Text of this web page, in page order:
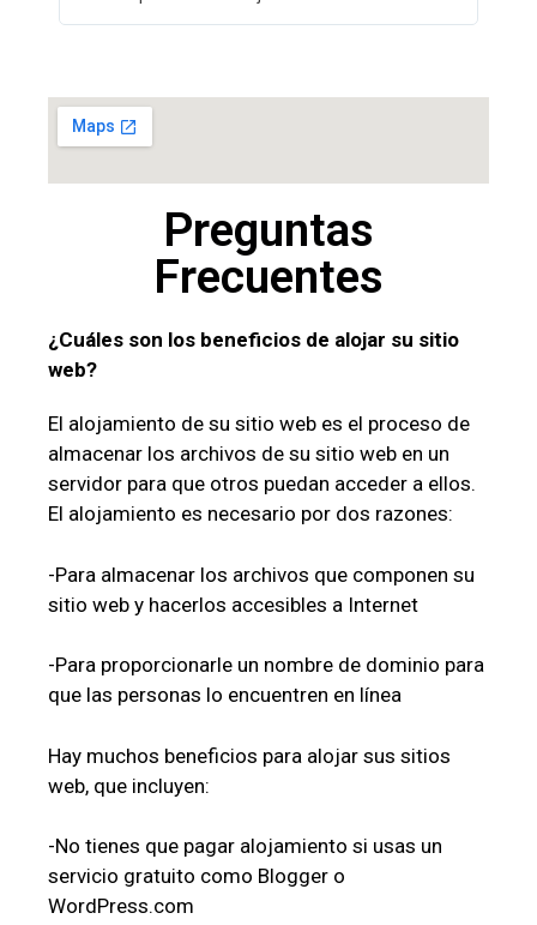
Preguntas
Frecuentes
¿Cuáles son los beneficios de alojar su sitio
web?
El alojamiento de su sitio web es el proceso de
almacenar los archivos de su sitio web en un
servidor para que otros puedan acceder a ellos.
El alojamiento es necesario por dos razones:
-Para almacenar los archivos que componen su
sitio web y hacerlos accesibles a Internet
-Para proporcionarle un nombre de dominio para
que las personas lo encuentren en línea
Hay muchos beneficios para alojar sus sitios
web, que incluyen:
-No tienes que pagar alojamiento si usas un
servicio gratuito como Blogger o
WordPress.com